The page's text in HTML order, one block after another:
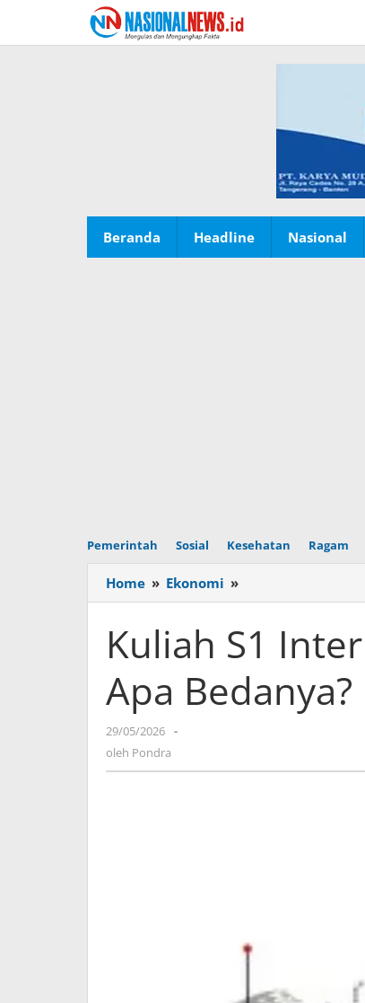
konten
Beranda Headline Nasional
Pemerintah Sosial Kesehatan Ragam
Home » Ekonomi »
S1
di
PTN
vs
PTS,
Kuliah S1
Apa Bedanya?
29/05/2026 oleh
-
oleh Pondra